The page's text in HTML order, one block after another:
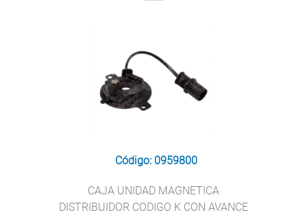
Código: 0959800
CAJA UNIDAD MAGNETICA
DISTRIBUIDOR CODIGO K CON AVANCE